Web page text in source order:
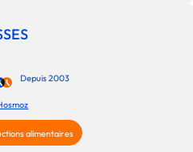
Depuis 2003
alimentaires